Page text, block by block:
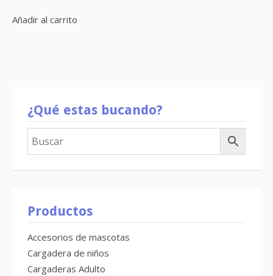
Añadir al carrito
¿Qué estas bucando?
Productos
Accesorios de mascotas
Cargadera de niños
Cargaderas Adulto